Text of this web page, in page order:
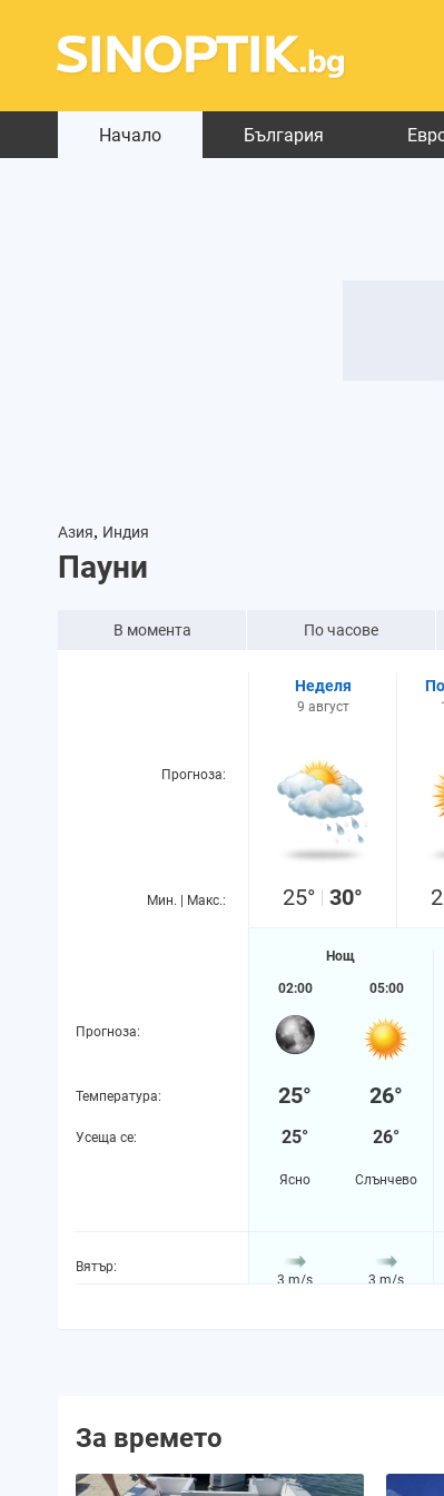
Начало България
Азия, Индия
Пауни
В момента По часове
Прогноза:
Мин. | Макс.:
Прогноза:
Температура:
Усеща се:
Вятър:
Вероятност за буря:
Неделя
9 август
25° 30°
Нощ
02:00
25°
25°
Ясно
3 m/s
0%
05:00
26°
26°
Слънчево
3 m/s
0%
За времето